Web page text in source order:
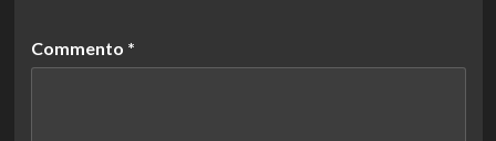
Commento *